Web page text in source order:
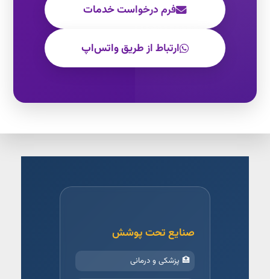
فرم درخواست خدمات
ارتباط از طریق واتس‌اپ
صنایع تحت پوشش
🏥 پزشکی و درمانی